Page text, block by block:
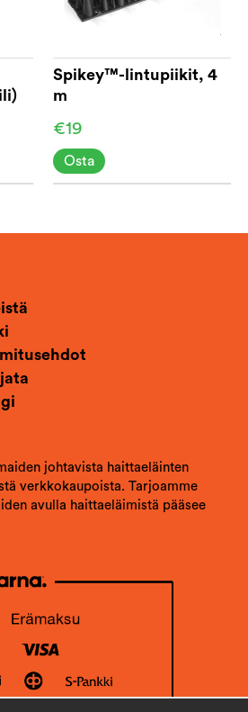
Spikey™-lintupiikit, 4
m
€19
Osta
johtavista haittaeläinten
verkkokaupoista. Tarjoamme
avulla haittaeläimistä pääsee